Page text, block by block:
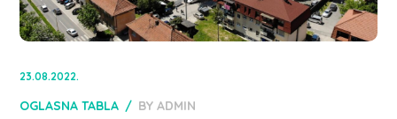
23.08.2022.
OGLASNA TABLA BYADMIN